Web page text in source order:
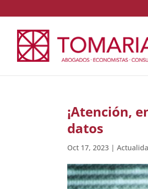
¡Atención,
datos
Oct 17, 2023 |